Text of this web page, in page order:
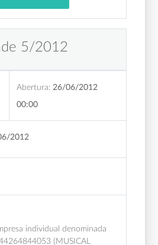
5/2012
Abertura: 26/06/2012
00:00
2012
individual denominada
(MUSICAL